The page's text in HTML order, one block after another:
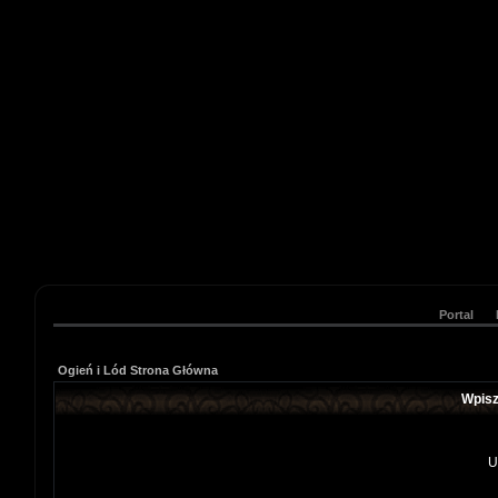
Portal
Ogień i Lód Strona Główna